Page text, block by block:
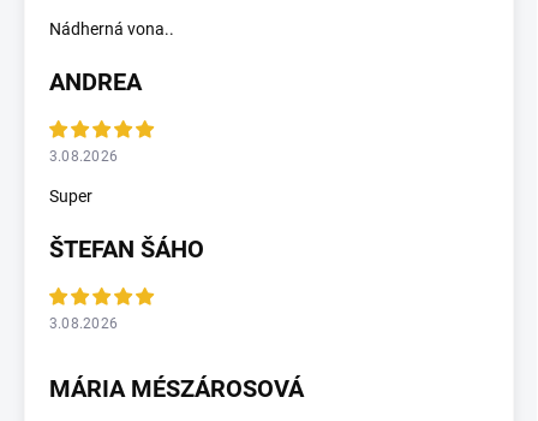
Nádherná vona..
ANDREA
3.08.2026
Super
ŠTEFAN ŠÁHO
3.08.2026
MÁRIA MÉSZÁROSOVÁ